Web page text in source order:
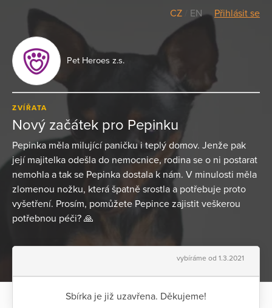
CZ EN Přihlásit se
Pet Heroes z.s.
ZVÍŘATA
Nový začátek pro Pepinku
Pepinka měla milující paničku i teplý domov. Jenže pak
její majitelka odešla do nemocnice, rodina se o ni postarat
nemohla a tak se Pepinka dostala k nám. V minulosti měla
zlomenou nožku, která špatně srostla a potřebuje proto
vyšetření. Prosím, pomůžete Pepince zajistit veškerou
potřebnou péči? 🙏
vybíráme od 1.3.2021
Sbírka je již uzavřena. Děkujeme!